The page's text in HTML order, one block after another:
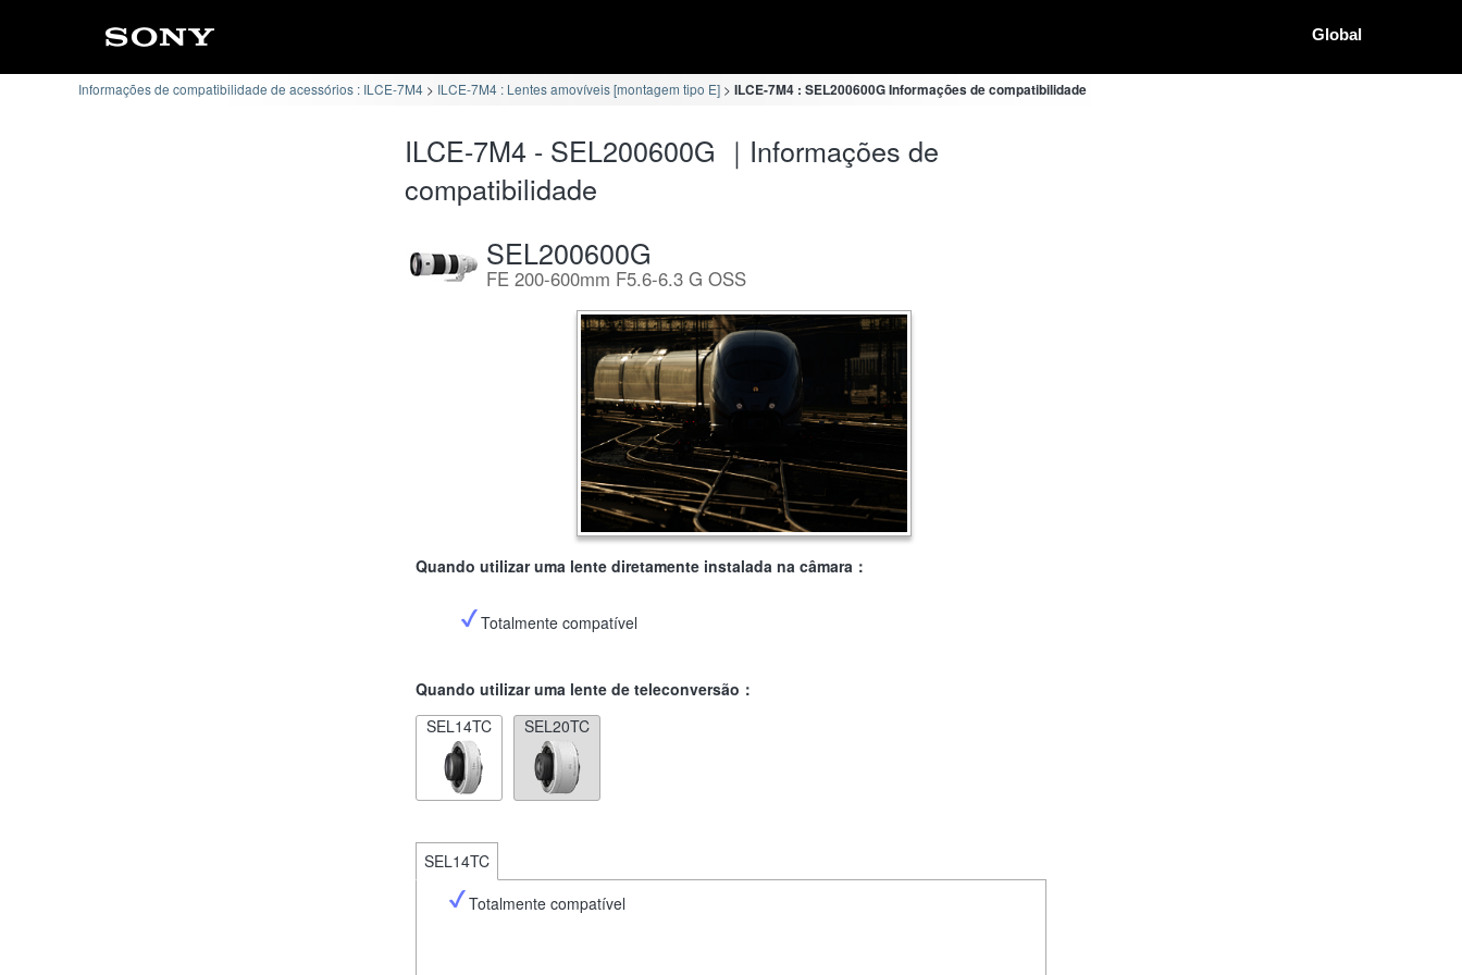
Global
Informações de compatibilidade de acessórios : ILCE-7M4 ILCE-7M4 : Lentes amovíveis [montagem tipo E] ILCE-7M4 : SEL200600G Informações de compatibilidade
ILCE-7M4 - SEL200600G ｜Informações de
compatibilidade
SEL200600G
FE 200-600mm F5.6-6.3 G OSS
Quando utilizar uma lente diretamente instalada na câmara：
Totalmente compatível
Quando utilizar uma lente de teleconversão：
SEL14TC
SEL20TC
SEL14TC
Totalmente compatível